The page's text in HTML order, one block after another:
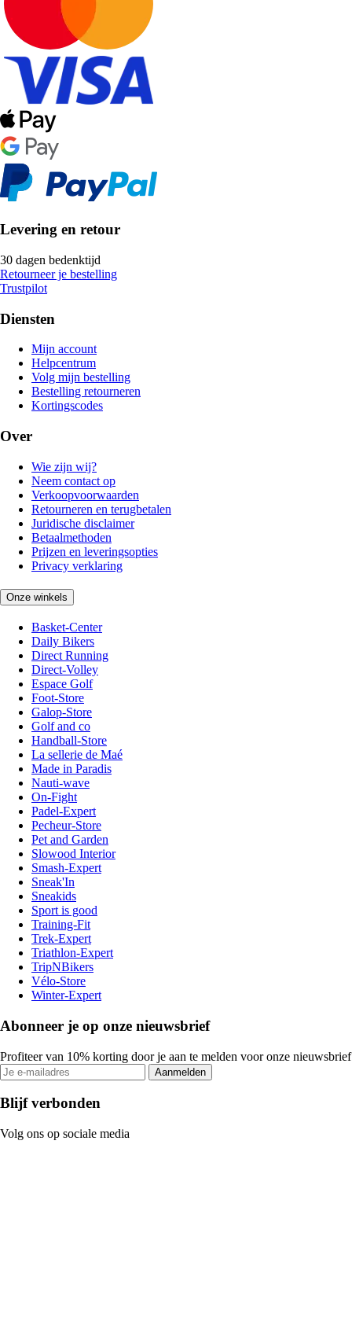
Levering en retour
30 dagen bedenktijd
Retourneer je bestelling
Trustpilot
Diensten
Mijn account
Helpcentrum
Volg mijn bestelling
Bestelling retourneren
Kortingscodes
Over
Wie zijn wij?
Neem contact op
Verkoopvoorwaarden
Retourneren en terugbetalen
Juridische disclaimer
Betaalmethoden
Prijzen en leveringsopties
Privacy verklaring
Onze winkels
Basket-Center
Daily Bikers
Direct Running
Direct-Volley
Espace Golf
Foot-Store
Galop-Store
Golf and co
Handball-Store
La sellerie de Maé
Made in Paradis
Nauti-wave
On-Fight
Padel-Expert
Pecheur-Store
Pet and Garden
Slowood Interior
Smash-Expert
Sneak'In
Sneakids
Sport is good
Training-Fit
Trek-Expert
Triathlon-Expert
TripNBikers
Vélo-Store
Winter-Expert
Abonneer je op onze nieuwsbrief
Profiteer van 10% korting door je aan te melden voor onze nieuwsbrief
Aanmelden
Blijf verbonden
Volg ons op sociale media